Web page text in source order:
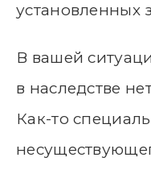
установленных
В вашей
в наследстве
Как-то